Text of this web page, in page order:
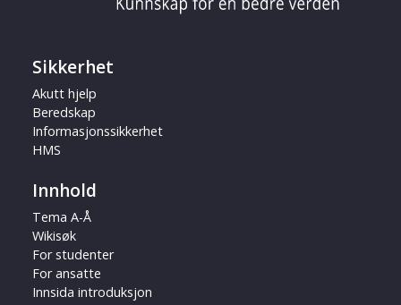
Sikkerhet
Akutt hjelp
Beredskap
Informasjonssikkerhet
HMS
Innhold
Tema A-Å
Wikisøk
For studenter
For ansatte
Innsida introduksjon